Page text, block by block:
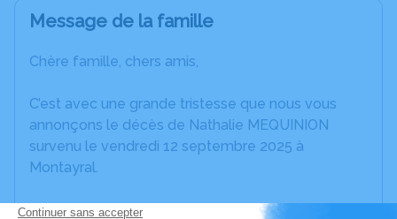
Message de la famille
Chère famille, chers amis,
C’est avec une grande tristesse que nous vous
annonçons le décès de Nathalie MEQUINION
survenu le vendredi 12 septembre 2025 à
Montayral.
Nous vous invitons à utiliser cet espace pour